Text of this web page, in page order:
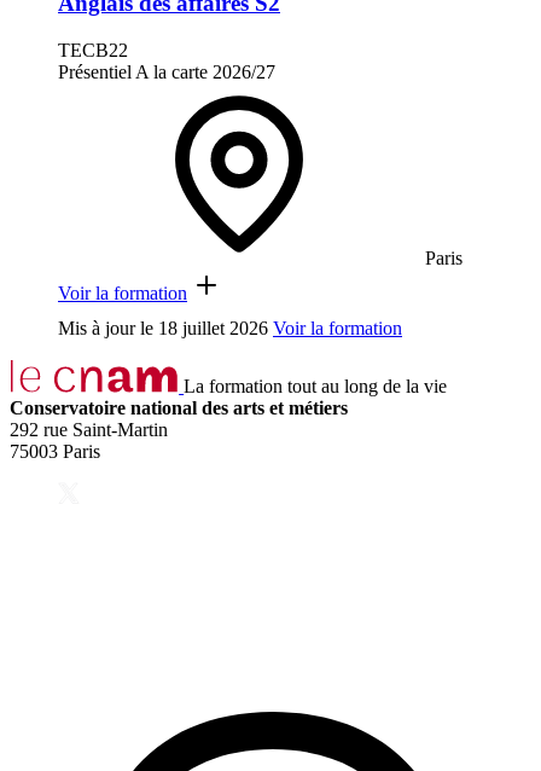
TECB22
Présentiel A la carte 2026/27
Paris
Voir la formation
Mis à jour le 18 juillet 2026 Voir la formation
La formation tout au long de la vie
Conservatoire national des arts et métiers
292 rue Saint-Martin
75003 Paris